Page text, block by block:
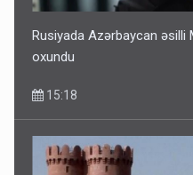
Rusiyada Azərbaycan
oxundu
15:18